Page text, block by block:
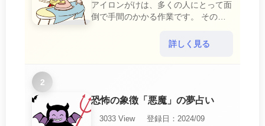
アイロンがけは、多くの人にとって面
倒で手間のかかる作業です。 そのた
中で感じるわずらわしさやストレスか
詳しく見る
2
恐怖の象徴「悪魔」の夢占い
3033 View
登録日：2024/09